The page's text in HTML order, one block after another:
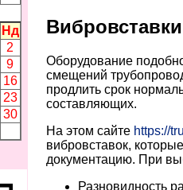
Нд
2
9
16
23
30
Оборудование
смещений
продлить срок
составляющих.
На этом сайте https://
вибровставок,
документацию. При
Разновидность